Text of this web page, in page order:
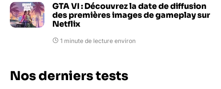
GTA VI : Découvrez la date de diffusion
des premières images de gameplay sur
Netflix
1 minute de lecture environ
Nos derniers tests